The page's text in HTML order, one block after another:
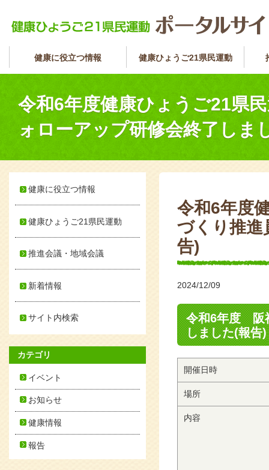
健康に役立つ情報 健康ひょうご21県民運動
令和6年度健康ひょうご21県
ォローアップ研修会終了しま
令和6年度
づくり推進
告)
2024/12/09
令和6年度 阪
しました(報告)
開催日時
場所
内容
健康に役立つ情報
健康ひょうご21県民運動
推進会議・地域会議
新着情報
サイト内検索
カテゴリ
イベント
お知らせ
健康情報
報告